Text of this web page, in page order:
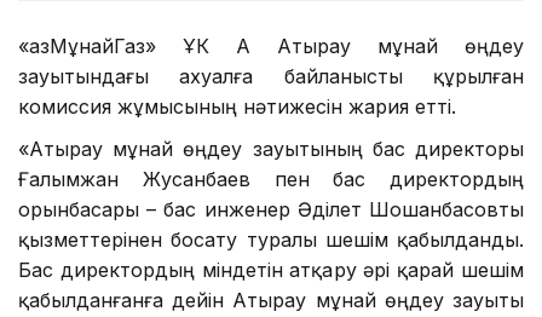
«ҚазМұнайГаз» ҰК АҚ Атырау мұнай өңдеу
зауытындағы ахуалға байланысты құрылған
комиссия жұмысының нәтижесін жария етті.
«Атырау мұнай өңдеу зауытының бас директоры
Ғалымжан Жусанбаев пен бас директордың
орынбасары – бас инженер Әділет Шошанбасовты
қызметтерінен босату туралы шешім қабылданды.
Бас директордың міндетін атқару әрі қарай шешім
қабылданғанға дейін Атырау мұнай өңдеу зауыты